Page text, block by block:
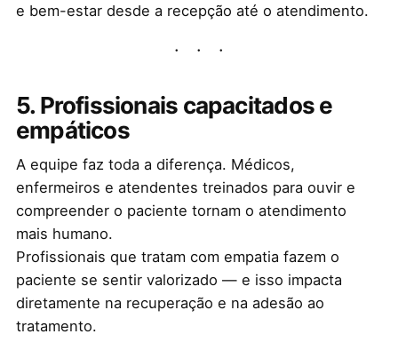
e bem-estar desde a recepção até o atendimento.
5. Profissionais capacitados e
empáticos
A equipe faz toda a diferença. Médicos,
enfermeiros e atendentes treinados para ouvir e
compreender o paciente tornam o atendimento
mais humano.
Profissionais que tratam com empatia fazem o
paciente se sentir valorizado — e isso impacta
diretamente na recuperação e na adesão ao
tratamento.